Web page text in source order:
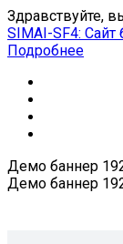
Здравствуйте,
SIMAI-SF4: Сайт
Подробнее
Демо баннер
Демо баннер